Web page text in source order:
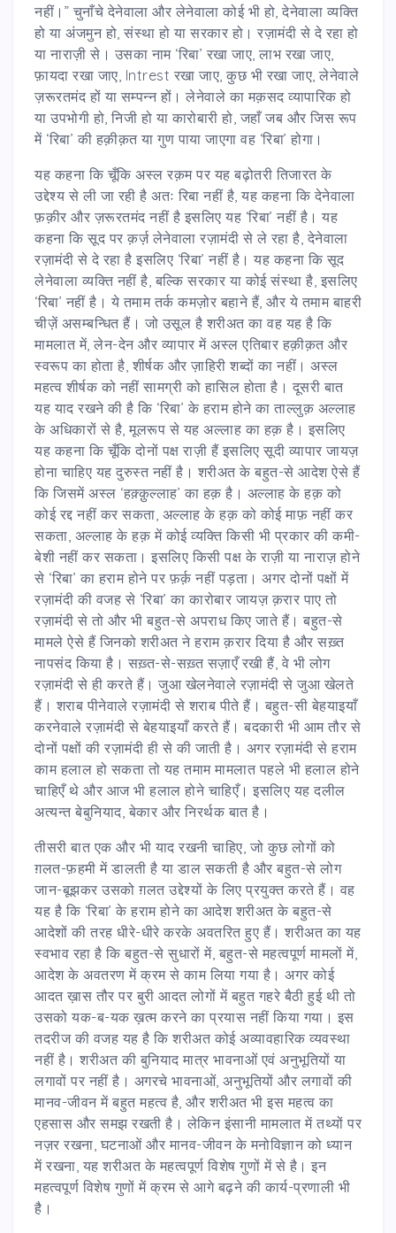
नहीं।” चुनाँचे देनेवाला और लेनेवाला कोई भी हो, देनेवाला व्यक्ति
हो या अंजमुन हो, संस्था हो या सरकार हो। रज़ामंदी से दे रहा हो
या नाराज़ी से। उसका नाम ‘रिबा’ रखा जाए, लाभ रखा जाए,
फ़ायदा रखा जाए, Intrest रखा जाए, कुछ भी रखा जाए, लेनेवाले
ज़रूरतमंद हों या सम्पन्न हों। लेनेवाले का मक़सद व्यापारिक हो
या उपभोगी हो, निजी हो या कारोबारी हो, जहाँ जब और जिस रूप
में ‘रिबा’ की हक़ीक़त या गुण पाया जाएगा वह ‘रिबा’ होगा।
यह कहना कि चूँकि अस्ल रक़म पर यह बढ़ोतरी तिजारत के
उद्देश्य से ली जा रही है अतः रिबा नहीं है, यह कहना कि देनेवाला
फ़क़ीर और ज़रूरतमंद नहीं है इसलिए यह ‘रिबा’ नहीं है। यह
कहना कि सूद पर क़र्ज़ लेनेवाला रज़ामंदी से ले रहा है, देनेवाला
रज़ामंदी से दे रहा है इसलिए ‘रिबा’ नहीं है। यह कहना कि सूद
लेनेवाला व्यक्ति नहीं है, बल्कि सरकार या कोई संस्था है, इसलिए
‘रिबा’ नहीं है। ये तमाम तर्क कमज़ोर बहाने हैं, और ये तमाम बाहरी
चीज़ें असम्बन्धित हैं। जो उसूल है शरीअत का वह यह है कि
मामलात में, लेन-देन और व्यापार में अस्ल एतिबार हक़ीक़त और
स्वरूप का होता है, शीर्षक और ज़ाहिरी शब्दों का नहीं। अस्ल
महत्व शीर्षक को नहीं सामग्री को हासिल होता है। दूसरी बात
यह याद रखने की है कि ‘रिबा’ के हराम होने का ताल्लुक़ अल्लाह
के अधिकारों से है, मूलरूप से यह अल्लाह का हक़ है। इसलिए
यह कहना कि चूँकि दोनों पक्ष राज़ी हैं इसलिए सूदी व्यापार जायज़
होना चाहिए यह दुरुस्त नहीं है। शरीअत के बहुत-से आदेश ऐसे हैं
कि जिसमें अस्ल ‘हक़्क़ुल्लाह’ का हक़ है। अल्लाह के हक़ को
कोई रद्द नहीं कर सकता, अल्लाह के हक़ को कोई माफ़ नहीं कर
सकता, अल्लाह के हक़ में कोई व्यक्ति किसी भी प्रकार की कमी-
बेशी नहीं कर सकता। इसलिए किसी पक्ष के राज़ी या नाराज़ होने
से ‘रिबा’ का हराम होने पर फ़र्क़ नहीं पड़ता। अगर दोनों पक्षों में
रज़ामंदी की वजह से ‘रिबा’ का कारोबार जायज़ क़रार पाए तो
रज़ामंदी से तो और भी बहुत-से अपराध किए जाते हैं। बहुत-से
मामले ऐसे हैं जिनको शरीअत ने हराम क़रार दिया है और सख़्त
नापसंद किया है। सख़्त-से-सख़्त सज़ाएँ रखी हैं, वे भी लोग
रज़ामंदी से ही करते हैं। जुआ खेलनेवाले रज़ामंदी से जुआ खेलते
हैं। शराब पीनेवाले रज़ामंदी से शराब पीते हैं। बहुत-सी बेहयाइयाँ
करनेवाले रज़ामंदी से बेहयाइयाँ करते हैं। बदकारी भी आम तौर से
दोनों पक्षों की रज़ामंदी ही से की जाती है। अगर रज़ामंदी से हराम
काम हलाल हो सकता तो यह तमाम मामलात पहले भी हलाल होने
चाहिएँ थे और आज भी हलाल होने चाहिएँ। इसलिए यह दलील
अत्यन्त बेबुनियाद, बेकार और निरर्थक बात है।
तीसरी बात एक और भी याद रखनी चाहिए, जो कुछ लोगों को
ग़लत-फ़हमी में डालती है या डाल सकती है और बहुत-से लोग
जान-बूझकर उसको ग़लत उद्देश्यों के लिए प्रयुक्त करते हैं। वह
यह है कि ‘रिबा’ के हराम होने का आदेश शरीअत के बहुत-से
आदेशों की तरह धीरे-धीरे करके अवतरित हुए हैं। शरीअत का यह
स्वभाव रहा है कि बहुत-से सुधारों में, बहुत-से महत्वपूर्ण मामलों में,
आदेश के अवतरण में क्रम से काम लिया गया है। अगर कोई
आदत ख़ास तौर पर बुरी आदत लोगों में बहुत गहरे बैठी हुई थी तो
उसको यक-ब-यक ख़त्म करने का प्रयास नहीं किया गया। इस
तदरीज की वजह यह है कि शरीअत कोई अव्यावहारिक व्यवस्था
नहीं है। शरीअत की बुनियाद मात्र भावनाओं एवं अनुभूतियों या
लगावों पर नहीं है। अगरचे भावनाओं, अनुभूतियों और लगावों की
मानव-जीवन में बहुत महत्व है, और शरीअत भी इस महत्व का
एहसास और समझ रखती है। लेकिन इंसानी मामलात में तथ्यों पर
नज़र रखना, घटनाओं और मानव-जीवन के मनोविज्ञान को ध्यान
में रखना, यह शरीअत के महत्वपूर्ण विशेष गुणों में से है। इन
महत्वपूर्ण विशेष गुणों में क्रम से आगे बढ़ने की कार्य-प्रणाली भी
है।